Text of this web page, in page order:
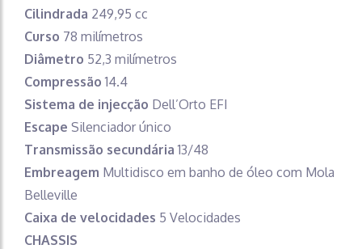
Cilindrada 249,95 cc
Curso 78 milímetros
Diâmetro 52,3 milímetros
Compressão14.4
Sistema de injecção Dell’Orto EFI
Escape Silenciador único
Transmissão secundária13/48
Embreagem Multidisco em banho de óleo com Mola
Belleville
Caixa de velocidades 5 Velocidades
CHASSIS